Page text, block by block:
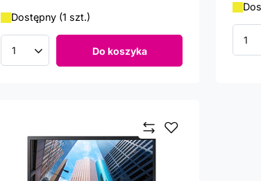
Dostępny (1 szt.)
Ilość produktów Do koszyka